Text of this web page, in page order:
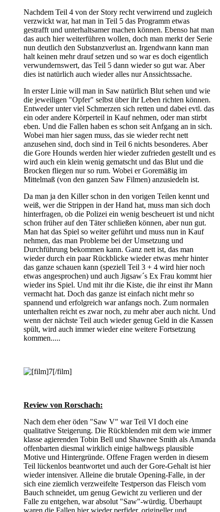
Nachdem Teil 4 von der Story recht verwirrend und zugleich
verzwickt war, hat man in Teil 5 das Programm etwas
gestrafft und unterhaltsamer machen können. Ebenso hat man
das auch hier weiterführen wollen, doch man merkt der Serie
nun deutlich den Substanzverlust an. Irgendwann kann man
halt keinen mehr drauf setzen und so war es doch eigentlich
verwundernswert, das Teil 5 dann wieder so gut war. Aber
dies ist natürlich auch wieder alles nur Anssichtssache.
In erster Linie will man in Saw natürlich Blut sehen und wie
die jeweiligen "Opfer" selbst über ihr Leben richten können.
Entweder unter viel Schmerzen sich retten und dabei evtl. das
ein oder andere Körperteil in Kauf nehmen, oder man stirbt
eben. Und die Fallen haben es schon seit Anfgang an in sich.
Wobei man hier sagen muss, das sie wieder recht nett
anzusehen sind, doch sind in Teil 6 nichts besonderes. Aber
die Gore Hounds werden hier wieder zufrieden gestellt und es
wird auch ein klein wenig gematscht und das Blut und die
Brocken fliegen nur so rum. Wobei er Goremäßig im
Mittelmaß (von den ganzen Saw Filmen) anzusiedeln ist.
Da man ja den Killer schon in den vorigen Teilen kennt und
weiß, wer die Strippen in der Hand hat, muss man sich doch
hinterfragen, ob die Polizei ein wenig bescheuert ist und nicht
schon früher auf den Täter schließen können, aber nun gut.
Man hat das Spiel so weiter geführt und muss nun in Kauf
nehmen, das man Probleme bei der Umsetzung und
Durchführung bekommen kann. Ganz nett ist, das man
wieder durch ein paar Rückblicke wieder etwas mehr hinter
das ganze schauen kann (speziell Teil 3 + 4 wird hier noch
etwas angesprochen) und auch Jigsaw´s Ex Frau kommt hier
wieder ins Spiel. Und mit ihr die Kiste, die ihr einst ihr Mann
vermacht hat. Doch das ganze ist einfach nicht mehr so
spannend und erfolgreich war anfangs noch. Zum normalen
unterhalten reicht es zwar noch, zu mehr aber auch nicht. Und
wenn der nächste Teil auch wieder genug Geld in die Kassen
spült, wird auch immer wieder eine weitere Fortsetzung
kommen.....
Review von Rorschach:
Nach dem eher öden "Saw V" war Teil VI doch eine
qualitative Steigerung. Die Rückblenden mit dem wie immer
klasse agierenden Tobin Bell und Shawnee Smith als Amanda
offenbarten diesmal wirklich einige halbwegs plausible
Motive und Hintergründe. Offene Fragen werden in diesem
Teil lückenlos beantwortet und auch der Gore-Gehalt ist hier
wieder intensiver. Alleine die brutale Opening-Falle, in der
sich eine ziemlich verzweifelte Testperson das Fleisch vom
Bauch schneidet, um genug Gewicht zu verlieren und der
Falle zu entgehen, war absolut "Saw"-würdig. Überhaupt
waren die Fallen hier wieder perfider, origineller und